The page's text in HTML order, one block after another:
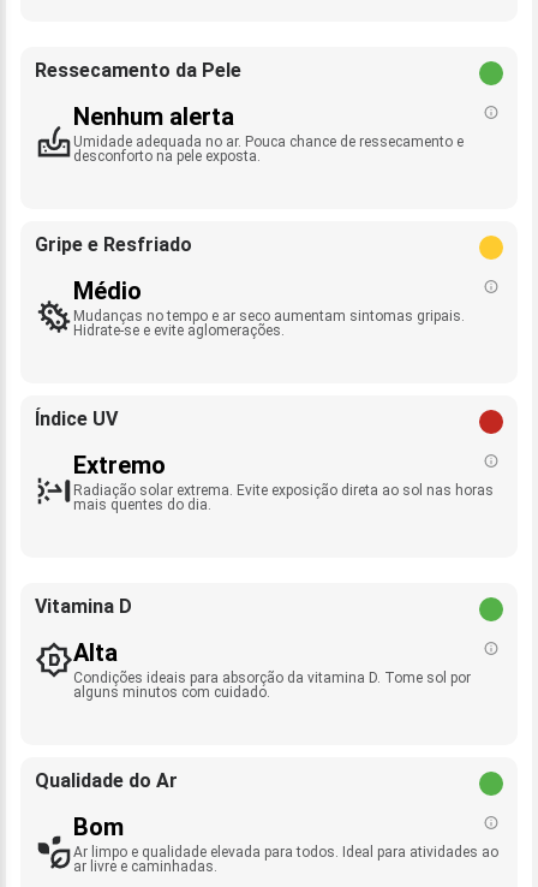
Ressecamento da Pele
Nenhum alerta
Umidade adequada no ar. Pouca chance de ressecamento e
desconforto na pele exposta.
Gripe e Resfriado
Médio
Mudanças no tempo e ar seco aumentam sintomas gripais.
Hidrate-se e evite aglomerações.
Índice UV
Extremo
Radiação solar extrema. Evite exposição direta ao sol nas horas
mais quentes do dia.
Vitamina D
Alta
Condições ideais para absorção da vitamina D. Tome sol por
alguns minutos com cuidado.
Qualidade do Ar
Bom
Ar limpo e qualidade elevada para todos. Ideal para atividades ao
ar livre e caminhadas.